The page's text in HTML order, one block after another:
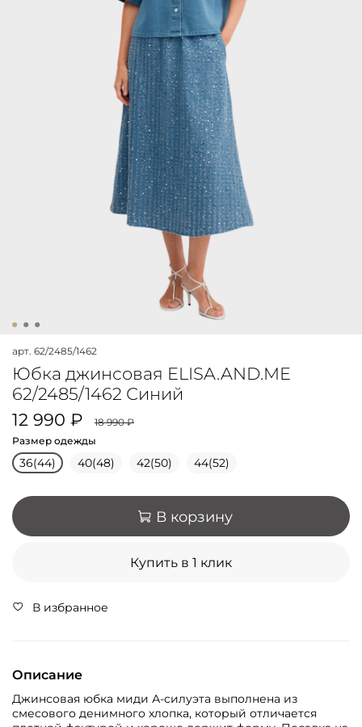
арт. 62/2485/1462
Юбка джинсовая ELISA.AND.ME
62/2485/1462 Синий
12 990 ₽
18 990 ₽
Размер одежды
36(44) 40(48) 42(50) 44(52)
В корзину
Купить в 1 клик
В избранное
Описание
Джинсовая юбка миди А-силуэта выполнена из
смесового денимного хлопка, который отличается